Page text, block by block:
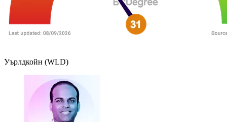
Уърлдкойн (WLD)